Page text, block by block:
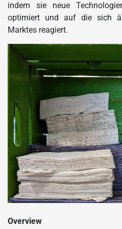
indem sie neue
optimiert und auf die sich
Marktes reagiert.
Overview